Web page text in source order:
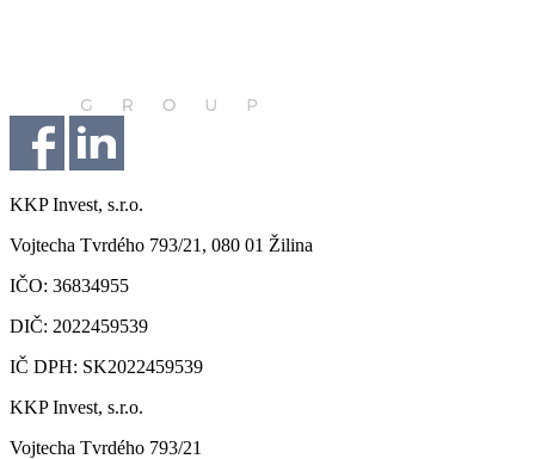
KKP Invest, s.r.o.
Vojtecha Tvrdého 793/21, 080 01 Žilina
IČO: 36834955
DIČ: 2022459539
IČ DPH: SK2022459539
KKP Invest, s.r.o.
Vojtecha Tvrdého 793/21